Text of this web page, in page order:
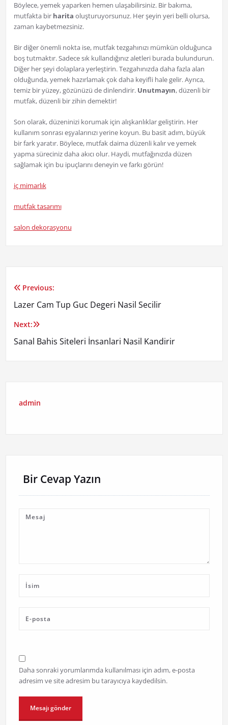
Böylece, yemek yaparken hemen ulaşabilirsiniz. Bir bakıma,
mutfakta bir harita oluşturuyorsunuz. Her şeyin yeri belli olursa,
zaman kaybetmezsiniz.
Bir diğer önemli nokta ise, mutfak tezgahınızı mümkün olduğunca
boş tutmaktır. Sadece sık kullandığınız aletleri burada bulundurun.
Diğer her şeyi dolaplara yerleştirin. Tezgahınızda daha fazla alan
olduğunda, yemek hazırlamak çok daha keyifli hale gelir. Ayrıca,
temiz bir yüzey, gözünüzü de dinlendirir. Unutmayın, düzenli bir
mutfak, düzenli bir zihin demektir!
Son olarak, düzeninizi korumak için alışkanlıklar geliştirin. Her
kullanım sonrası eşyalarınızı yerine koyun. Bu basit adım, büyük
bir fark yaratır. Böylece, mutfak daima düzenli kalır ve yemek
yapma süreciniz daha akıcı olur. Haydi, mutfağınızda düzen
sağlamak için bu ipuçlarını deneyin ve farkı görün!
iç mimarlık
mutfak tasarımı
salon dekorasyonu
Yazı
gezinmesi
Previous:
Lazer Cam Tup Guc Degeri Nasil Secilir
Next:
Sanal Bahis Siteleri İnsanlari Nasil Kandirir
admin
Bir Cevap Yazın
Daha sonraki yorumlarımda kullanılması için adım, e-posta
adresim ve site adresim bu tarayıcıya kaydedilsin.